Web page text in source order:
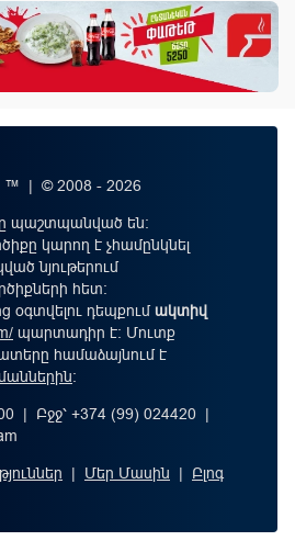
| © 2008 - 2026
պաշտպանված են:
կարող է չհամընկնել
նյութերում
հետ:
օգտվելու դեպքումակտիվ
պարտադիր է: Մուտք
համաձայնում է
։
| Բջջ՝ +374 (99) 024420 |
| Մեր Մասին | Բլոգ